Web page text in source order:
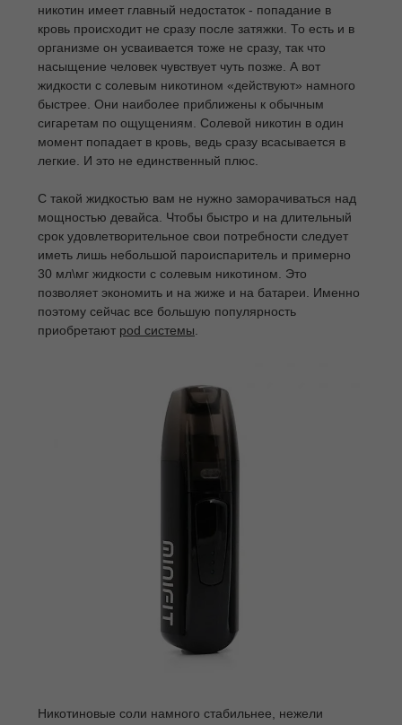
никотин имеет главный недостаток - попадание в
кровь происходит не сразу после затяжки. То есть и в
организме он усваивается тоже не сразу, так что
насыщение человек чувствует чуть позже. А вот
жидкости с солевым никотином «действуют» намного
быстрее. Они наиболее приближены к обычным
сигаретам по ощущениям. Солевой никотин в один
момент попадает в кровь, ведь сразу всасывается в
легкие. И это не единственный плюс.
С такой жидкостью вам не нужно заморачиваться над
мощностью девайса. Чтобы быстро и на длительный
срок удовлетворительное свои потребности следует
иметь лишь небольшой пароиспаритель и примерно
30 мл\мг жидкости с солевым никотином. Это
позволяет экономить и на жиже и на батареи. Именно
поэтому сейчас все большую популярность
приобретают pod системы
Никотиновые соли намного стабильнее, нежели